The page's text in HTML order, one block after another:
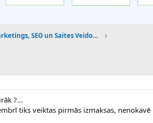
Digitālais Mārketings, SEO un Saites Veidošana
?...
tiks veiktas pirmās izmaksas,